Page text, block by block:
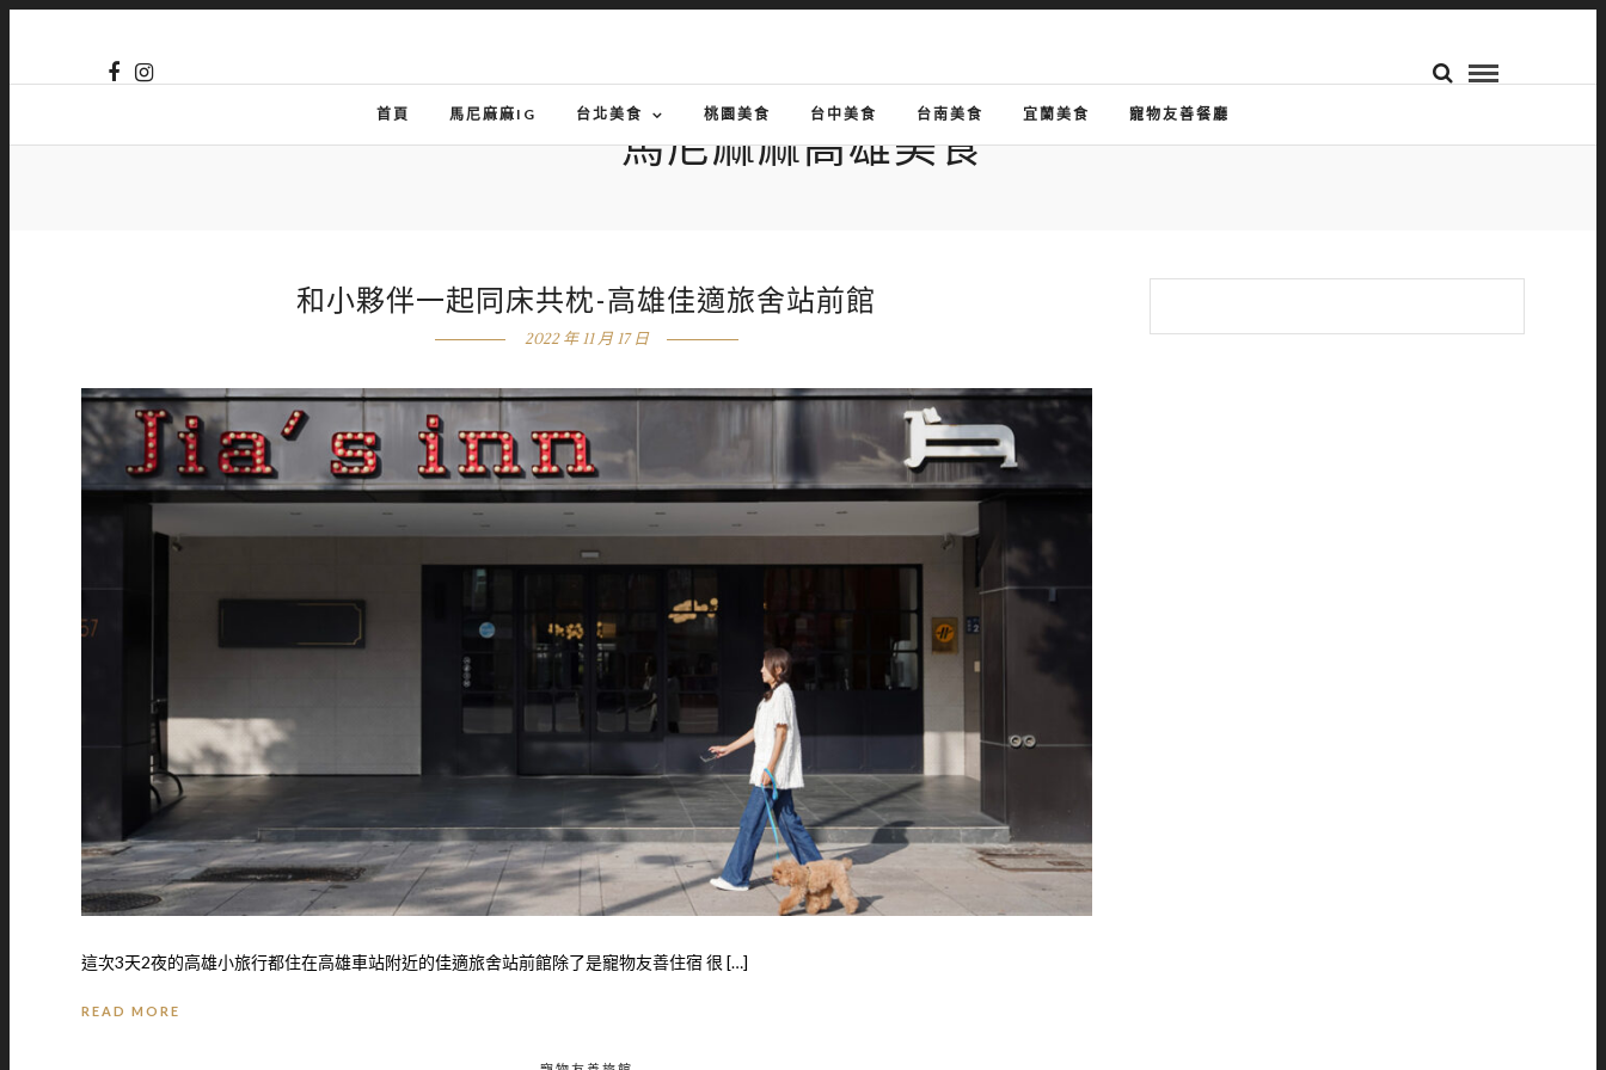
首頁 馬尼麻麻IG 台北美食 桃園美食 台中美食 台南美食 宜蘭美食 寵物友善餐廳
馬尼麻麻高雄美食
和小夥伴一起同床共枕-高雄佳適旅舍站前館
2022 年 11 月 17 日
這次3天2夜的高雄小旅行都住在高雄車站附近的佳適旅舍站前館除了是寵物友善住宿 很 […]
READ MORE